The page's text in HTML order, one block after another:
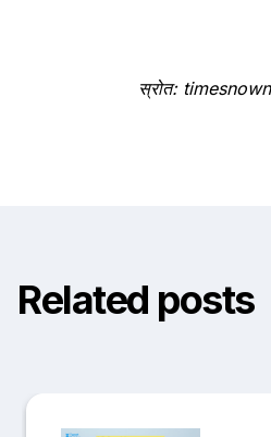
स्रोत:
Related posts